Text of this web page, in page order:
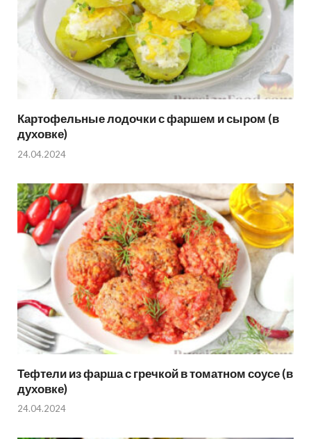
Картофельные лодочки с фаршем и сыром (в
духовке)
24.04.2024
Тефтели из фарша с гречкой в томатном соусе (в
духовке)
24.04.2024